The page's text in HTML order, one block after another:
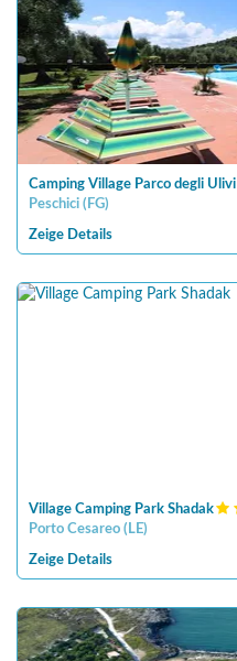
Camping Village Parco degli Ulivi
Peschici ( FG)
Zeige Details
Village Camping Park Shadak
Porto Cesareo ( LE)
Zeige Details